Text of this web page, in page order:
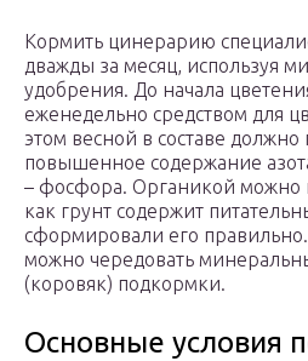
Кормить цинерарию
дважды за месяц, используя
удобрения. До начала
еженедельно средством для
этом весной в составе должно
повышенное содержание
– фосфора. Органикой можно
как грунт содержит
сформировали его
можно чередовать
(коровяк) подкормки.
Основные условия